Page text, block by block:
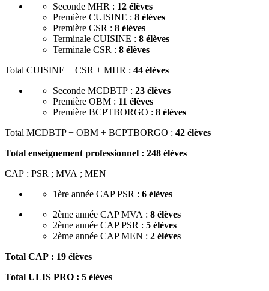
Seconde MHR : 12 élèves
Première CUISINE : 8 élèves
Première CSR : 8 élèves
Terminale CUISINE : 8 élèves
Terminale CSR : 8 élèves
Total CUISINE + CSR + MHR : 44 élèves
Seconde MCDBTP : 23 élèves
Première OBM : 11 élèves
Première BCPTBORGO : 8 élèves
Total MCDBTP + OBM + BCPTBORGO : 42 élèves
Total enseignement professionnel : 248 élèves
CAP : PSR ; MVA ; MEN
1ère année CAP PSR : 6 élèves
2ème année CAP MVA : 8 élèves
2ème année CAP PSR : 5 élèves
2ème année CAP MEN : 2 élèves
Total CAP : 19 élèves
Total ULIS PRO : 5 élèves